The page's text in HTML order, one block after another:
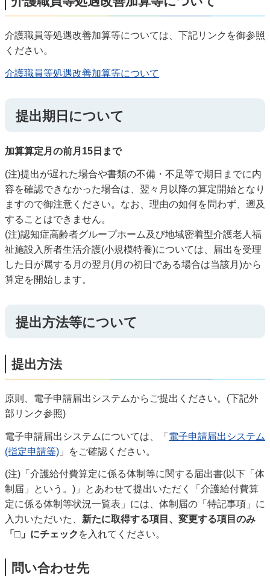
介護職員等処遇改善加算等については、下記リンクを御参照
ください。
介護職員等処遇改善加算等について
提出期日について
加算算定月の前月15日まで
(注)提出が遅れた場合や書類の不備・不足等で期日までに内
容を確認できなかった場合は、翌々月以降の算定開始となり
ますので御注意ください。なお、理由の如何を問わず、遡及
することはできません。
(注)認知症高齢者グループホーム及び地域密着型介護老人福
祉施設入所者生活介護(小規模特養)については、届出を受理
した日が属する月の翌月(月の初日である場合は当該月)から
算定を開始します。
提出方法等について
提出方法
原則、電子申請届出システムからご提出ください。(下記外
部リンク参照)
電子申請届出システムについては、「 電子申請届出システム
(指定申請等) 」をご確認ください。
(注)「介護給付費算定に係る体制等に関する届出書(以下「体
制届」という。)」とあわせて提出いただく「介護給付費算
定に係る体制等状況一覧表」には、体制届の「特記事項」に
入力いただいた、 新たに取得する項目、変更する項目のみ
「□」にチェック を入れてください。
問い合わせ先